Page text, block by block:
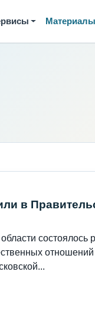
Материалы
в
отношений